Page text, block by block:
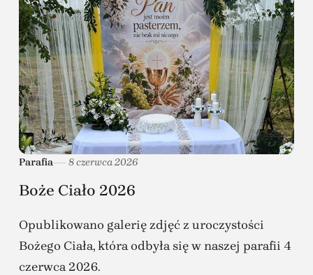
Parafia 8 czerwca 2026
Boże Ciało 2026
Opublikowano galerię zdjęć z uroczystości
Bożego Ciała, która odbyła się w naszej parafii 4
czerwca 2026.